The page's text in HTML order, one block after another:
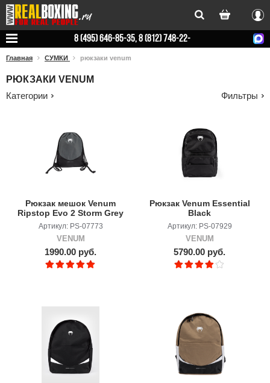
Вход
8 (495) 646-85-35, 8 (812) 748-22-
Главная СУМКИ рюкзаки venum
РЮКЗАКИ VENUM
Категории
Фильтры
Рюкзак мешок Venum
Ripstop Evo 2 Storm Grey
Артикул: PS-07773
VENUM
1990.00 руб.
Рюкзак Venum Essential
Black
Артикул: PS-07929
VENUM
5790.00 руб.